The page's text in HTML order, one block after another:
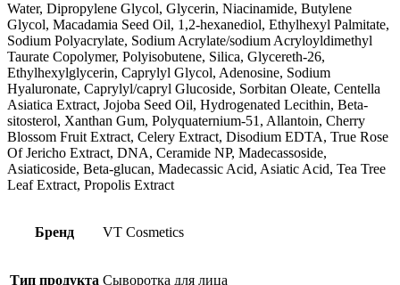
Water, Dipropylene Glycol, Glycerin, Niacinamide, Butylene
Glycol, Macadamia Seed Oil, 1,2-hexanediol, Ethylhexyl Palmitate,
Sodium Polyacrylate, Sodium Acrylate/sodium Acryloyldimethyl
Taurate Copolymer, Polyisobutene, Silica, Glycereth-26,
Ethylhexylglycerin, Caprylyl Glycol, Adenosine, Sodium
Hyaluronate, Caprylyl/capryl Glucoside, Sorbitan Oleate, Centella
Asiatica Extract, Jojoba Seed Oil, Hydrogenated Lecithin, Beta-
sitosterol, Xanthan Gum, Polyquaternium-51, Allantoin, Cherry
Blossom Fruit Extract, Celery Extract, Disodium EDTA, True Rose
Of Jericho Extract, DNA, Ceramide NP, Madecassoside,
Asiaticoside, Beta-glucan, Madecassic Acid, Asiatic Acid, Tea Tree
Leaf Extract, Propolis Extract
Бренд VT Cosmetics
Тип продукта Сыворотка для лица